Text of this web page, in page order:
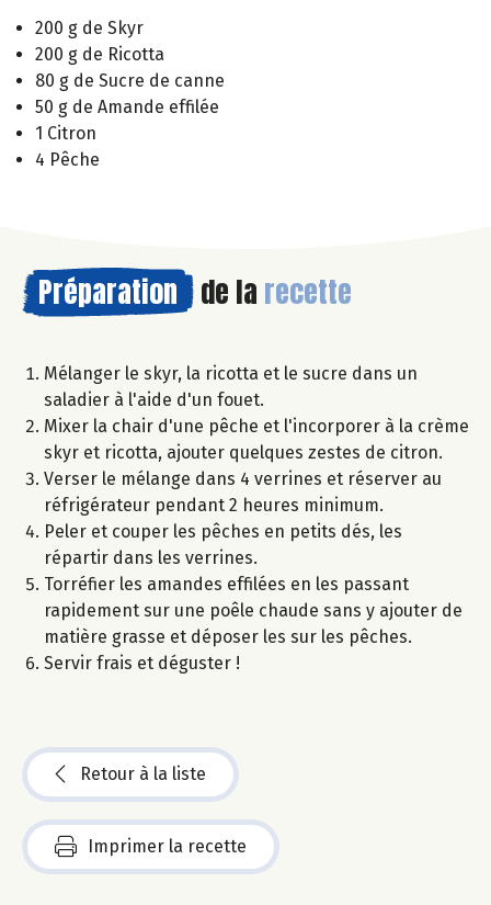
200 g de Skyr
200 g de Ricotta
80 g de Sucre de canne
50 g de Amande effilée
1 Citron
4 Pêche
Préparation de la recette
Mélanger le skyr, la ricotta et le sucre dans un
saladier à l'aide d'un fouet.
Mixer la chair d'une pêche et l'incorporer à la crème
skyr et ricotta, ajouter quelques zestes de citron.
Verser le mélange dans 4 verrines et réserver au
réfrigérateur pendant 2 heures minimum.
Peler et couper les pêches en petits dés, les
répartir dans les verrines.
Torréfier les amandes effilées en les passant
rapidement sur une poêle chaude sans y ajouter de
matière grasse et déposer les sur les pêches.
Servir frais et déguster !
Retour à la liste
Imprimer la recette